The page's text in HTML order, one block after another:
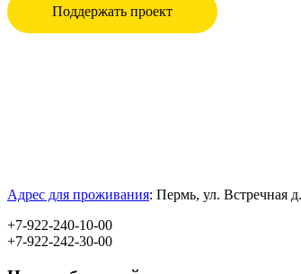
Поддержать проект
Адрес для проживания: Пермь, ул. Встречная
+7-922-240-10-00
+7-922-242-30-00